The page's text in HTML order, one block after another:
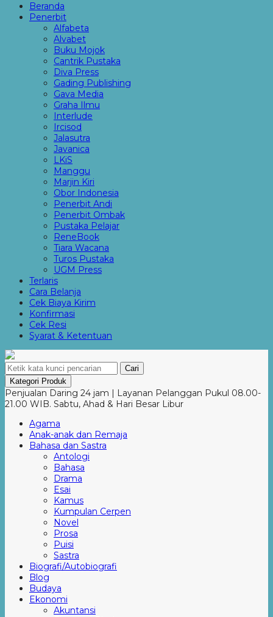
Beranda
Penerbit
Alfabeta
Alvabet
Buku Mojok
Cantrik Pustaka
Diva Press
Gading Publishing
Gava Media
Graha Ilmu
Interlude
Ircisod
Jalasutra
Javanica
LKiS
Manggu
Marjin Kiri
Obor Indonesia
Penerbit Andi
Penerbit Ombak
Pustaka Pelajar
ReneBook
Tiara Wacana
Turos Pustaka
UGM Press
Terlaris
Cara Belanja
Cek Biaya Kirim
Konfirmasi
Cek Resi
Syarat & Ketentuan
Cari
Kategori Produk
Penjualan Daring 24 jam | Layanan Pelanggan Pukul 08.00-
21.00 WIB. Sabtu, Ahad & Hari Besar Libur
Agama
Anak-anak dan Remaja
Bahasa dan Sastra
Antologi
Bahasa
Drama
Esai
Kamus
Kumpulan Cerpen
Novel
Prosa
Puisi
Sastra
Biografi/Autobiografi
Blog
Budaya
Ekonomi
Akuntansi